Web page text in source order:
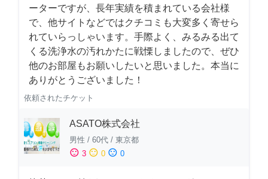
ーターですが、長年実績を積まれている会社様
で、他サイトなどではクチコミも大変多く寄せら
れていらっしゃいます。手際よく、みるみる出て
くる洗浄水の汚れかたに戦慄しましたので、ぜひ
他のお部屋もお願いしたいと思いました。本当に
ありがとうございました！
依頼されたチケット
ASATO株式会社
男性 / 60代 / 東京都
sentiment_satisfied 3 sentiment_neutral 0 sentiment_dissatisfied 0